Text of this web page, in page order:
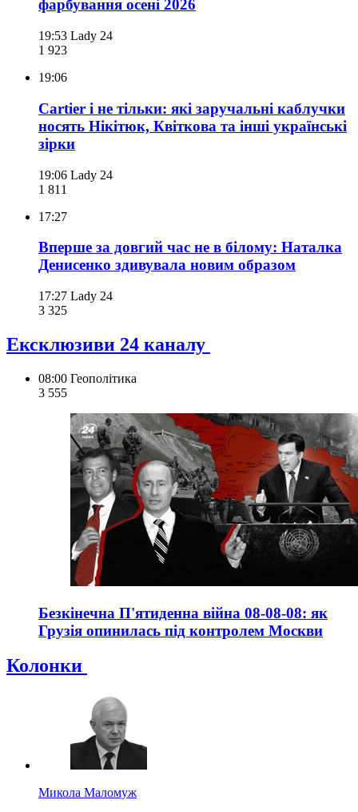
фарбування осені 2026
19:53 Lady 24
1 923
19:06
Cartier і не тільки: які заручальні каблучки
носять Нікітюк, Квіткова та інші українські
зірки
19:06 Lady 24
1 811
17:27
Вперше за довгий час не в білому: Наталка
Денисенко здивувала новим образом
17:27 Lady 24
3 325
Ексклюзиви 24 каналу
08:00 Геополітика
3 555
Безкінечна П'ятиденна війна 08-08-08: як
Грузія опинилась під контролем Москви
Колонки
Микола Маломуж